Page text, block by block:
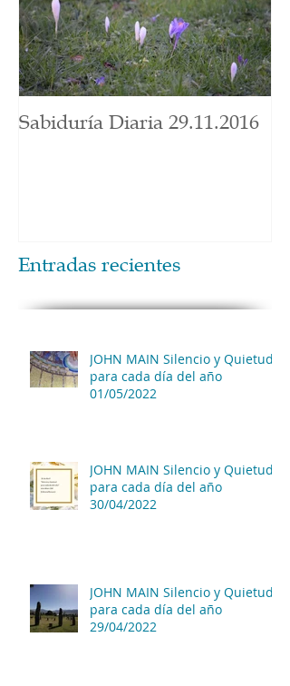
Sabiduría Diaria 29.11.2016
Entradas recientes
JOHN MAIN Silencio y Quietud
para cada día del año
01/05/2022
JOHN MAIN Silencio y Quietud
para cada día del año
30/04/2022
JOHN MAIN Silencio y Quietud
para cada día del año
29/04/2022